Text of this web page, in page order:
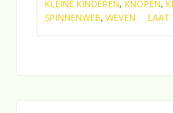
KLEINE KINDEREN, KNOPEN,
SPINNENWEB, WEVEN LAAT